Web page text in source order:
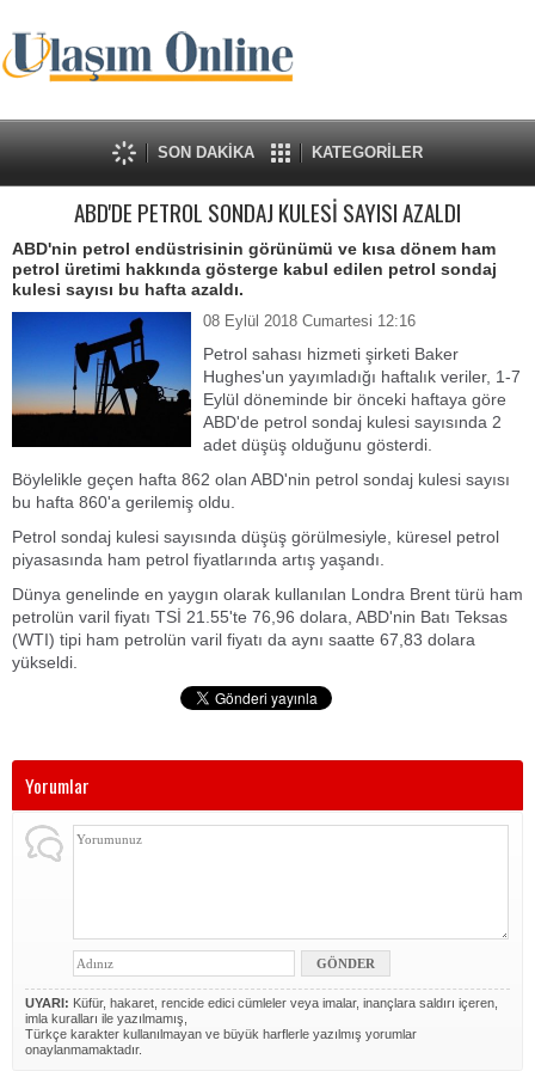
SON DAKİKA KATEGORİLER
ABD'DE PETROL SONDAJ KULESİ SAYISI AZALDI
ABD'nin petrol endüstrisinin görünümü ve kısa dönem ham
petrol üretimi hakkında gösterge kabul edilen petrol sondaj
kulesi sayısı bu hafta azaldı.
08 Eylül 2018 Cumartesi 12:16
Petrol sahası hizmeti şirketi Baker
Hughes'un yayımladığı haftalık veriler, 1-7
Eylül döneminde bir önceki haftaya göre
ABD'de petrol sondaj kulesi sayısında 2
adet düşüş olduğunu gösterdi.
Böylelikle geçen hafta 862 olan ABD'nin petrol sondaj kulesi sayısı
bu hafta 860'a gerilemiş oldu.
Petrol sondaj kulesi sayısında düşüş görülmesiyle, küresel petrol
piyasasında ham petrol fiyatlarında artış yaşandı.
Dünya genelinde en yaygın olarak kullanılan Londra Brent türü ham
petrolün varil fiyatı TSİ 21.55'te 76,96 dolara, ABD'nin Batı Teksas
(WTI) tipi ham petrolün varil fiyatı da aynı saatte 67,83 dolara
yükseldi.
Yorumlar
UYARI: Küfür, hakaret, rencide edici cümleler veya imalar, inançlara saldırı içeren,
imla kuralları ile yazılmamış,
Türkçe karakter kullanılmayan ve büyük harflerle yazılmış yorumlar
onaylanmamaktadır.